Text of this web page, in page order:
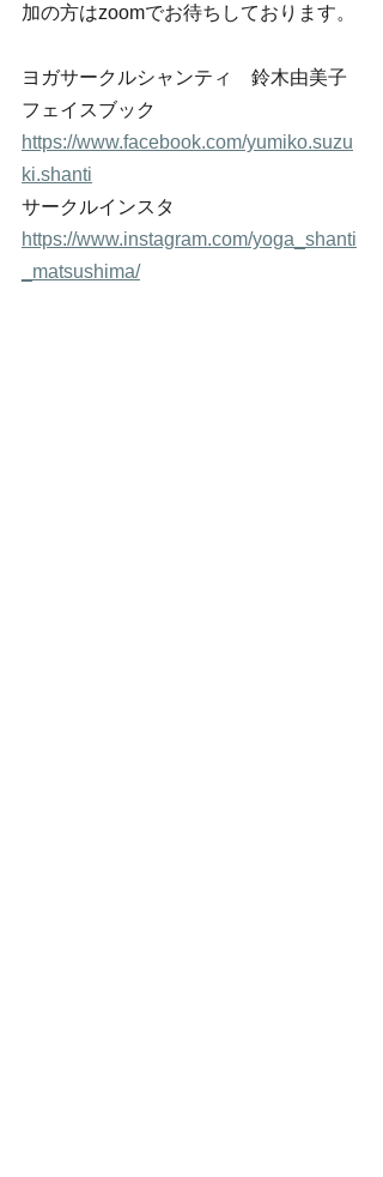
加の方はzoomでお待ちしております。
ヨガサークルシャンティ　鈴木由美子
フェイスブック
https://www.facebook.com/yumiko.suzu
ki.shanti
サークルインスタ
https://www.instagram.com/yoga_shanti
_matsushima/